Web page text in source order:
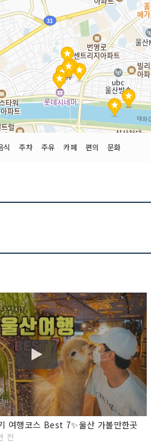
식 주차 주유 카페 편의 문화
여행코스 Best 7✨울산 가볼만한곳
전